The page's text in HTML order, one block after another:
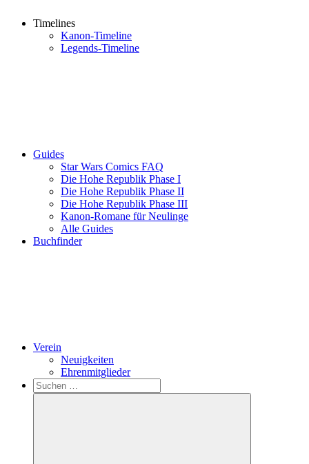
Timelines
Kanon-Timeline
Legends-Timeline
Guides
Star Wars Comics FAQ
Die Hohe Republik Phase I
Die Hohe Republik Phase II
Die Hohe Republik Phase III
Kanon-Romane für Neulinge
Alle Guides
Buchfinder
Verein
Neuigkeiten
Ehrenmitglieder
Search
Suchen
nach: